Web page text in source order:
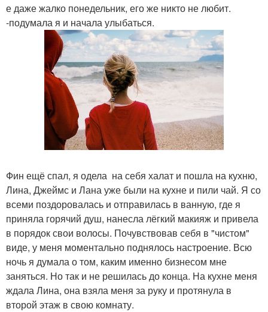
е даже жалко понедельник, его же никто не любит.
-подумала я и начала улыбаться.
Фин ещё спал, я одела на себя халат и пошла на кухню,
Лина, Джеймс и Лана уже были на кухне и пили чай. Я со
всеми поздоровалась и отправилась в ванную, где я
приняла горячий душ, нанесла лёгкий макияж и привела
в порядок свои волосы. Почувствовав себя в "чистом"
виде, у меня моментально поднялось настроение. Всю
ночь я думала о том, каким именно бизнесом мне
заняться. Но так и не решилась до конца. На кухне меня
ждала Лина, она взяла меня за руку и протянула в
второй этаж в свою комнату.